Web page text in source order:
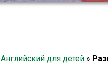
Английский для детей »